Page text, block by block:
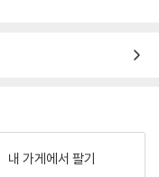
내 가게에서 팔기